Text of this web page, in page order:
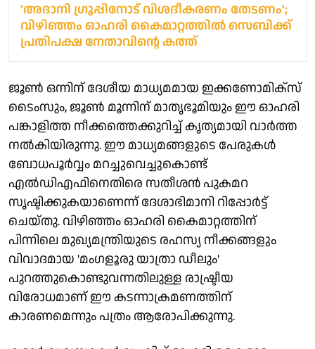
'അദാനി ഗ്രൂപ്പിനോട് വിശദീകരണം തേടണം';
വിഴിഞ്ഞം ഓഹരി കൈമാറ്റത്തിൽ സെബിക്ക്
പ്രതിപക്ഷ നേതാവിന്റെ കത്ത്
ജൂൺ ഒന്നിന് ദേശീയ മാധ്യമമായ ഇക്കണോമിക്സ്
ടൈംസും, ജൂൺ മൂന്നിന് മാതൃഭൂമിയും ഈ ഓഹരി
പങ്കാളിത്ത നീക്കത്തെക്കുറിച്ച് കൃത്യമായി വാർത്ത
നൽകിയിരുന്നു. ഈ മാധ്യമങ്ങളുടെ പേരുകൾ
ബോധപൂർവ്വം മറച്ചുവെച്ചുകൊണ്ട്
എൽഡിഎഫിനെതിരെ സതീശൻ പുകമറ
സൃഷ്ടിക്കുകയാണെന്ന് ദേശാഭിമാനി റിപ്പോർട്ട്
ചെയ്തു. വിഴിഞ്ഞം ഓഹരി കൈമാറ്റത്തിന്
പിന്നിലെ മുഖ്യമന്ത്രിയുടെ രഹസ്യ നീക്കങ്ങളും
വിവാദമായ 'മംഗളൂരു യാത്രാ ഡീലും'
പുറത്തുകൊണ്ടുവന്നതിലുള്ള രാഷ്ട്രീയ
വിരോധമാണ് ഈ കടന്നാക്രമണത്തിന്
കാരണമെന്നും പത്രം ആരോപിക്കുന്നു.